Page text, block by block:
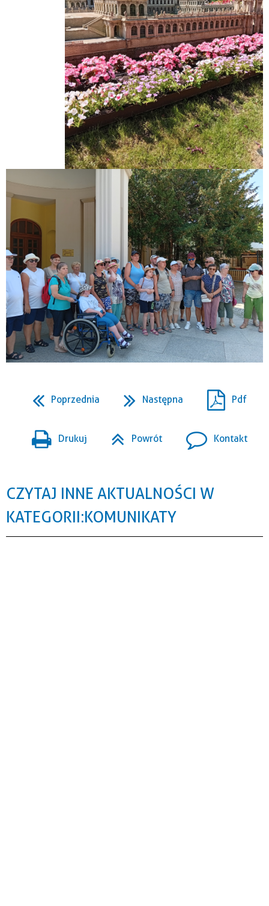
Poprzednia Następna Pdf
Drukuj Powrót Kontakt
CZYTAJ INNE AKTUALNOŚCI W
KATEGORII: KOMUNIKATY